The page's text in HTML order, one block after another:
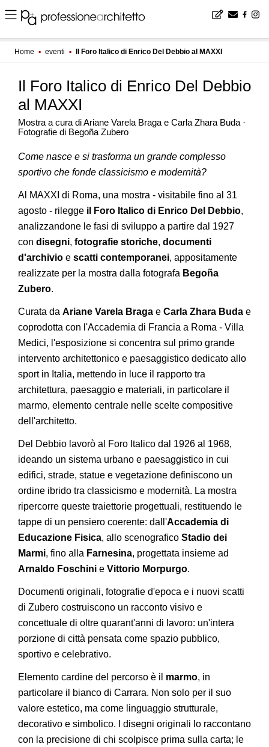
Home ▪ eventi ▪ Il Foro Italico di Enrico Del Debbio al MAXXI
Il Foro Italico di Enrico Del Debbio
al MAXXI
Mostra a cura di Ariane Varela Braga e Carla Zhara Buda ·
Fotografie di Begoña Zubero
Come nasce e si trasforma un grande complesso
sportivo che fonde classicismo e modernità?
Al MAXXI di Roma, una mostra - visitabile fino al 31
agosto - rilegge il Foro Italico di Enrico Del Debbio,
analizzandone le fasi di sviluppo a partire dal 1927
con disegni, fotografie storiche, documenti
d'archivio e scatti contemporanei, appositamente
realizzate per la mostra dalla fotografa Begoña
Zubero.
Curata da Ariane Varela Braga e Carla Zhara Buda e
coprodotta con l'Accademia di Francia a Roma - Villa
Medici, l'esposizione si concentra sul primo grande
intervento architettonico e paesaggistico dedicato allo
sport in Italia, mettendo in luce il rapporto tra
architettura, paesaggio e materiali, in particolare il
marmo, elemento centrale nelle scelte compositive
dell'architetto.
Del Debbio lavorò al Foro Italico dal 1926 al 1968,
ideando un sistema urbano e paesaggistico in cui
edifici, strade, statue e vegetazione definiscono un
ordine ibrido tra classicismo e modernità. La mostra
ripercorre queste traiettorie progettuali, restituendo le
tappe di un pensiero coerente: dall'Accademia di
Educazione Fisica, allo scenografico Stadio dei
Marmi, fino alla Farnesina, progettata insieme ad
Arnaldo Foschini e Vittorio Morpurgo.
Documenti originali, fotografie d'epoca e i nuovi scatti
di Zubero costruiscono un racconto visivo e
concettuale di oltre quarant'anni di lavoro: un'intera
porzione di città pensata come spazio pubblico,
sportivo e celebrativo.
Elemento cardine del percorso è il marmo, in
particolare il bianco di Carrara. Non solo per il suo
valore estetico, ma come linguaggio strutturale,
decorativo e simbolico. I disegni originali lo raccontano
con la precisione di chi scolpisce prima sulla carta; le